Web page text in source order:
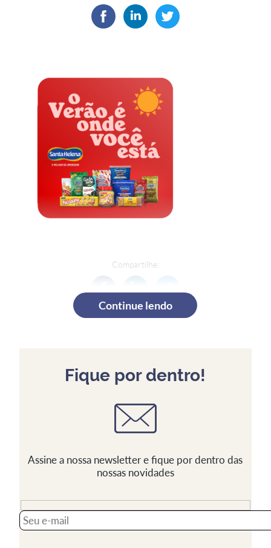
Compartilhe:
Continue lendo
Fique por dentro!
Assine a nossa newsletter e fique por dentro das
nossas novidades